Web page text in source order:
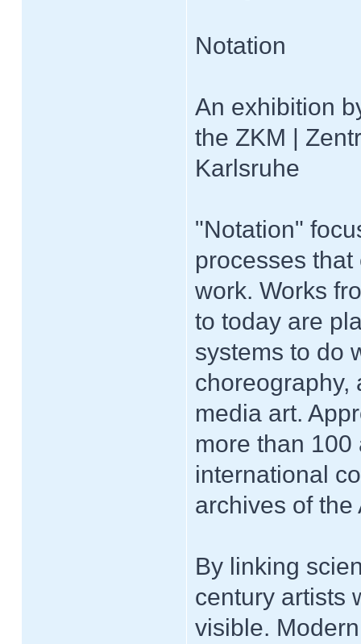
Notation
An exhibition
the ZKM |
Karlsruhe
"Notation"
processes
work. Works
to today are
systems to do
choreography,
media art.
more than
international
archives of
By linking
century artists
visible.